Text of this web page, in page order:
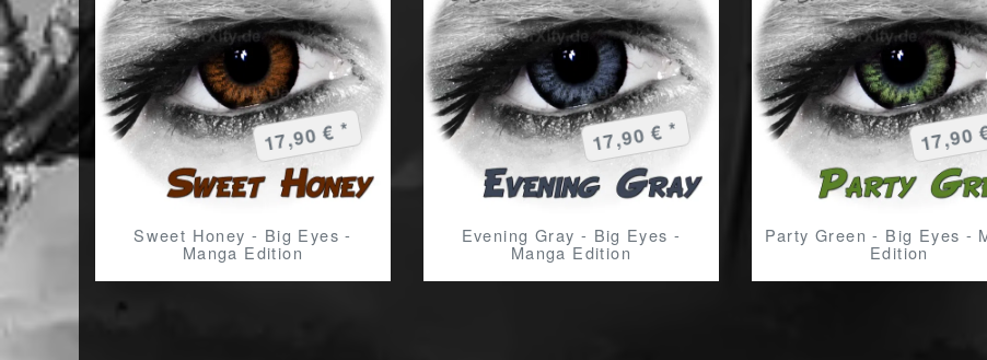
Sweet Honey - Big Eyes -
Manga Edition
17,90 € *
Evening Gray - Big Eyes -
Manga Edition
17,90 € *
Party Green - Big Eyes -
Edition
17,90